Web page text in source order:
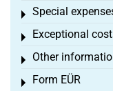
Special
Toggle menu
Exceptional
Toggle menu
Other
Toggle menu
Form EÜR
Toggle menu